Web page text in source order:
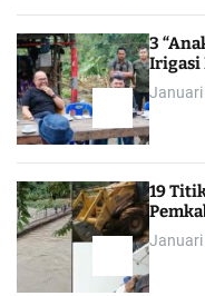
3
Irigasi
Januari
19
Januari